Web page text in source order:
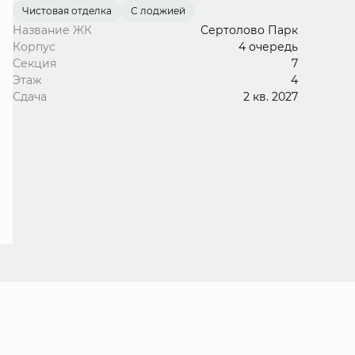
Чистовая отделка С лоджией
Название ЖК
Сертолово Парк
Корпус
4 очередь
Секция
7
Этаж
4
Сдача
2 кв. 2027